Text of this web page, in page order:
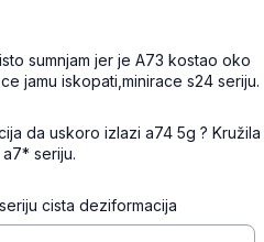
sumnjam jer je A73 kostao oko
jamu iskopati,minirace s24 seriju.
da uskoro izlazi a74 5g ? Kružila
seriju.
cista deziformacija